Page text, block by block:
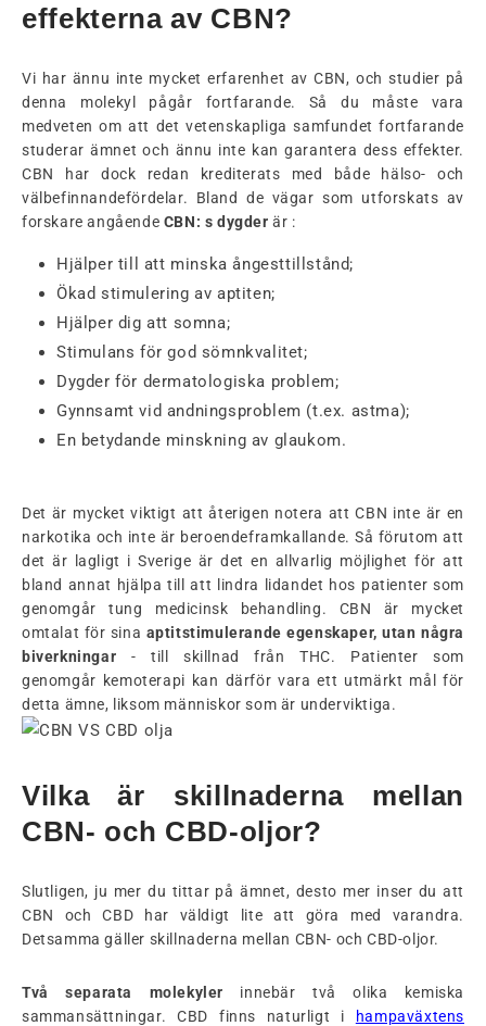
effekterna av CBN?
Vi har ännu inte mycket erfarenhet av CBN, och studier på
denna molekyl pågår fortfarande. Så du måste vara
medveten om att det vetenskapliga samfundet fortfarande
studerar ämnet och ännu inte kan garantera dess effekter.
CBN har dock redan krediterats med både hälso- och
välbefinnandefördelar. Bland de vägar som utforskats av
forskare angående CBN: s dygder är :
Hjälper till att minska ångesttillstånd;
Ökad stimulering av aptiten;
Hjälper dig att somna;
Stimulans för god sömnkvalitet;
Dygder för dermatologiska problem;
Gynnsamt vid andningsproblem (t.ex. astma);
En betydande minskning av glaukom.
Det är mycket viktigt att återigen notera att CBN inte är en
narkotika och inte är beroendeframkallande. Så förutom att
det är lagligt i Sverige är det en allvarlig möjlighet för att
bland annat hjälpa till att lindra lidandet hos patienter som
genomgår tung medicinsk behandling. CBN är mycket
omtalat för sina aptitstimulerande egenskaper, utan några
biverkningar - till skillnad från THC. Patienter som
genomgår kemoterapi kan därför vara ett utmärkt mål för
detta ämne, liksom människor som är underviktiga.
Vilka är skillnaderna mellan
CBN- och CBD-oljor?
Slutligen, ju mer du tittar på ämnet, desto mer inser du att
CBN och CBD har väldigt lite att göra med varandra.
Detsamma gäller skillnaderna mellan CBN- och CBD-oljor.
Två separata molekyler innebär två olika kemiska
sammansättningar. CBD finns naturligt i
hampaväxtens